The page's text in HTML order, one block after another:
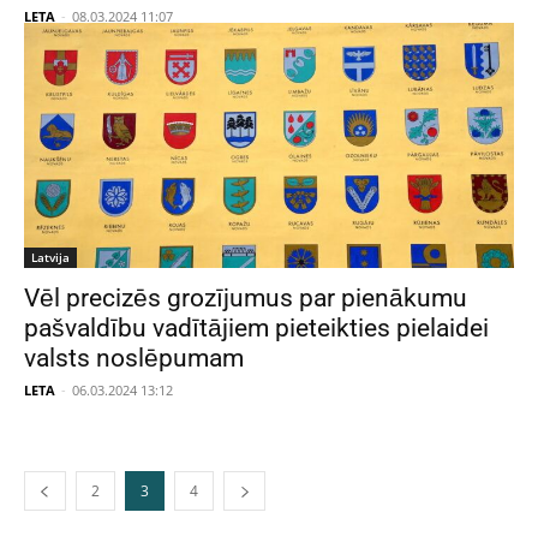
LETA - 08.03.2024 11:07
Latvija
Vēl precizēs grozījumus par pienākumu
pašvaldību vadītājiem pieteikties pielaidei
valsts noslēpumam
LETA - 06.03.2024 13:12
2 3 4